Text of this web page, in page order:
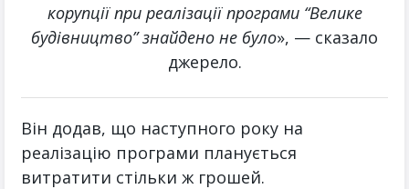
корупції при реалізації програми “Велике
будівництво” знайдено не було», — сказало
джерело.
Він додав, що наступного року на
реалізацію програми планується
витратити стільки ж грошей.